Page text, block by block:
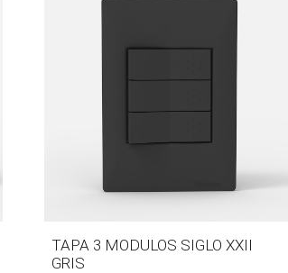
TAPA 3 MODULOS SIGLO XXII
GRIS